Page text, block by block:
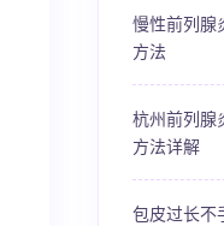
慢性前列腺
方法
杭州前列腺
方法详解
包皮过长不